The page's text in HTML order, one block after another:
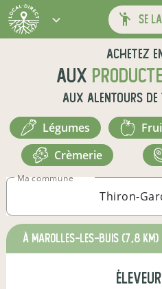
se
Achetez
aux
aux alentours de
légumes
crèmerie
Ma commune
à Marolles-les-Buis (7,8 km)